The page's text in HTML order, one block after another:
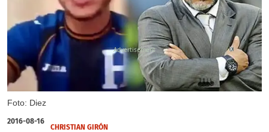
Foto: Diez
X
2016-08-16
CHRISTIAN GIRÓN